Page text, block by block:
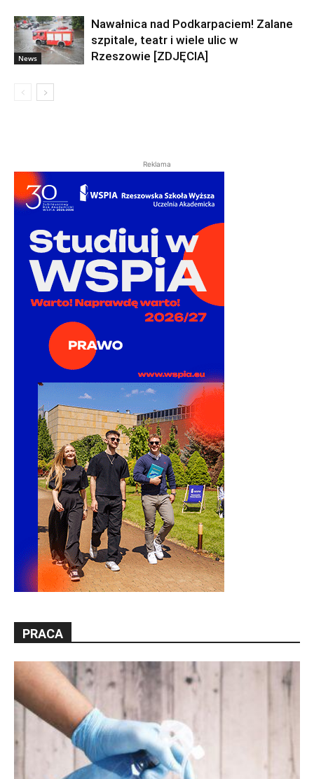
News
Nawałnica nad Podkarpaciem! Zalane
szpitale, teatr i wiele ulic w
Rzeszowie [ZDJĘCIA]
Reklama
PRACA